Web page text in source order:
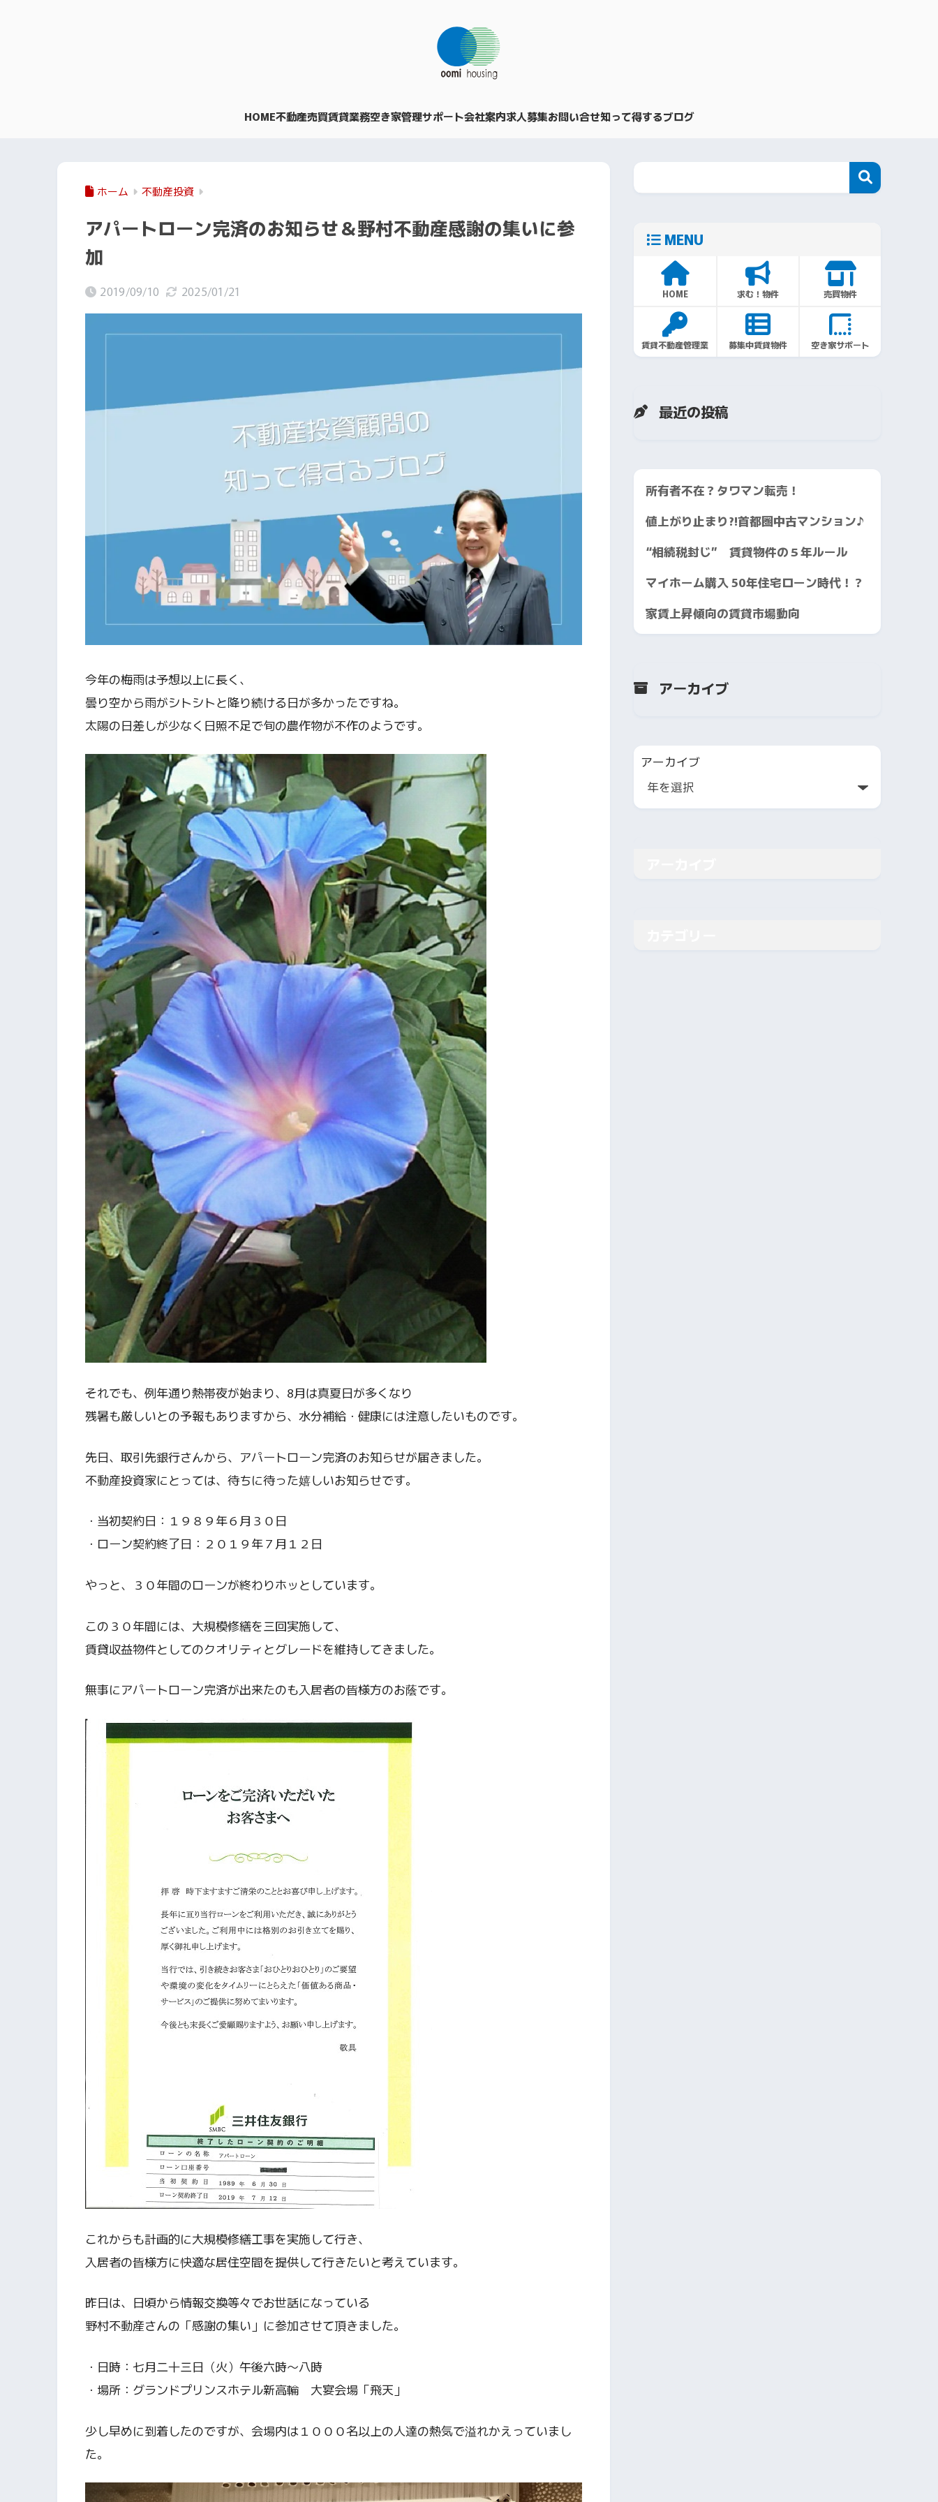
HOME不動産売買賃貸業務空き家管理サポート会社案内求人募集お問い合せ知って得するブログ
ホーム 不動産投資
アパートローン完済のお知らせ＆野村不動産感謝の集いに参
加
2019/09/10 2025/01/21
今年の梅雨は予想以上に長く、
曇り空から雨がシトシトと降り続ける日が多かったですね。
太陽の日差しが少なく日照不足で旬の農作物が不作のようです。
それでも、例年通り熱帯夜が始まり、8月は真夏日が多くなり
残暑も厳しいとの予報もありますから、水分補給・健康には注意したいものです。
先日、取引先銀行さんから、アパートローン完済のお知らせが届きました。
不動産投資家にとっては、待ちに待った嬉しいお知らせです。
・当初契約日：１９８９年６月３０日
・ローン契約終了日：２０１９年７月１２日
やっと、３０年間のローンが終わりホッとしています。
この３０年間には、大規模修繕を三回実施して、
賃貸収益物件としてのクオリティとグレードを維持してきました。
無事にアパートローン完済が出来たのも入居者の皆様方のお蔭です。
これからも計画的に大規模修繕工事を実施して行き、
入居者の皆様方に快適な居住空間を提供して行きたいと考えています。
昨日は、日頃から情報交換等々でお世話になっている
野村不動産さんの「感謝の集い」に参加させて頂きました。
・日時：七月二十三日（火）午後六時～八時
・場所：グランドプリンスホテル新高輪 大宴会場「飛天」
少し早めに到着したのですが、会場内は１０００名以上の人達の熱気で溢れかえっていまし
た。
MENU
HOME 求む！物件 売買物件
賃貸不動産管理業 募集中賃貸物件 空き家サポート
最近の投稿
所有者不在？タワマン転売！
値上がり止まり?!首都圏中古マンション♪
“相続税封じ” 賃貸物件の５年ルール
マイホーム購入 50年住宅ローン時代！？
家賃上昇傾向の賃貸市場動向
アーカイブ
アーカイブ